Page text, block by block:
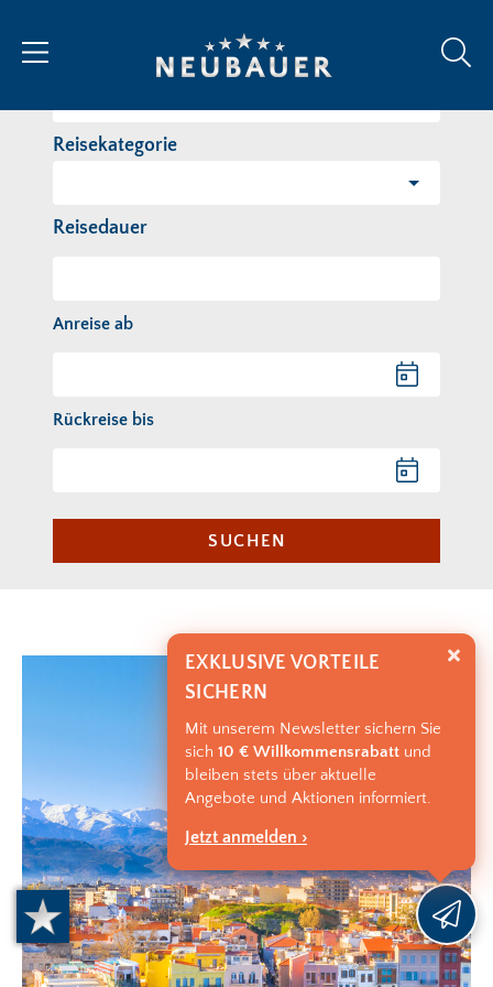
Reisekategorie
Reisedauer
Anreise ab
Rückreise bis
SUCHEN
EXKLUSIVE VORTEILE
SICHERN
Mit unserem Newsletter sichern Sie
sich 10 € Willkommensrabatt und
bleiben stets über aktuelle
Angebote und Aktionen informiert.
Jetzt anmelden ›